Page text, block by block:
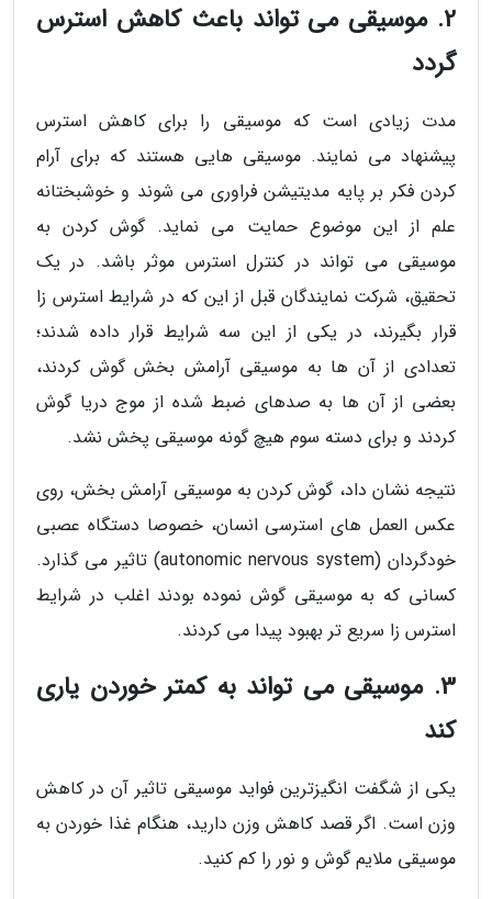
2. موسیقی می تواند باعث کاهش استرس
گردد
مدت زیادی است که موسیقی را برای کاهش استرس
پیشنهاد می نمایند. موسیقی هایی هستند که برای آرام
کردن فکر بر پایه مدیتیشن فراوری می شوند و خوشبختانه
علم از این موضوع حمایت می نماید. گوش کردن به
موسیقی می تواند در کنترل استرس موثر باشد. در یک
تحقیق، شرکت نمایندگان قبل از این که در شرایط استرس زا
قرار بگیرند، در یکی از این سه شرایط قرار داده شدند؛
تعدادی از آن ها به موسیقی آرامش بخش گوش کردند،
بعضی از آن ها به صدهای ضبط شده از موج دریا گوش
کردند و برای دسته سوم هیچ گونه موسیقی پخش نشد.
نتیجه نشان داد، گوش کردن به موسیقی آرامش بخش، روی
عکس العمل های استرسی انسان، خصوصا دستگاه عصبی
خودگردان (autonomic nervous system) تاثیر می گذارد.
کسانی که به موسیقی گوش نموده بودند اغلب در شرایط
استرس زا سریع تر بهبود پیدا می کردند.
3. موسیقی می تواند به کمتر خوردن یاری
کند
یکی از شگفت انگیزترین فواید موسیقی تاثیر آن در کاهش
وزن است. اگر قصد کاهش وزن دارید، هنگام غذا خوردن به
موسیقی ملایم گوش و نور را کم کنید.